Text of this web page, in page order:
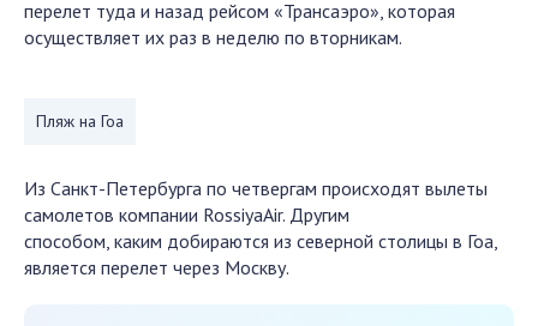
перелет туда и назад рейсом «Трансаэро», которая
осуществляет их раз в неделю по вторникам.
Пляж на Гоа
Из Санкт-Петербурга по четвергам происходят вылеты
самолетов компании RossiyaAir. Другим
способом, каким добираются из северной столицы в Гоа,
является перелет через Москву.